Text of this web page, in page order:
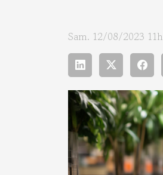
Sam. 12/08/2023 11h